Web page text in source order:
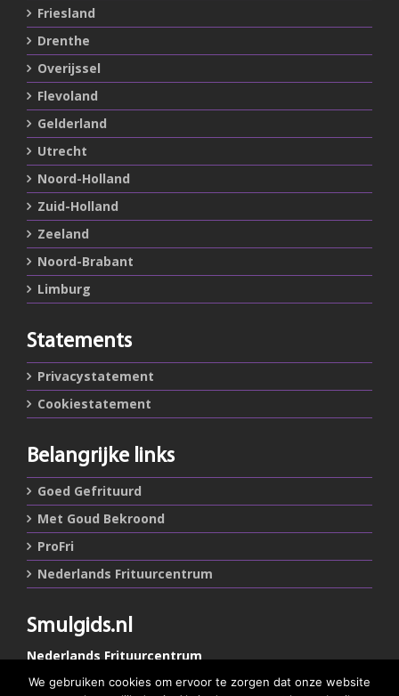
Friesland
Drenthe
Overijssel
Flevoland
Gelderland
Utrecht
Noord-Holland
Zuid-Holland
Zeeland
Noord-Brabant
Limburg
Statements
Privacystatement
Cookiestatement
Belangrijke links
Goed Gefrituurd
Met Goud Bekroond
ProFri
Nederlands Frituurcentrum
Smulgids.nl
Nederlands Frituurcentrum
Blaarthemseweg 72
5502 JW Veldhoven
We gebruiken cookies om ervoor te zorgen dat onze website